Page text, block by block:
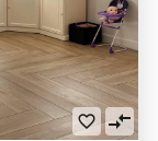
favorite_border compare_arrows